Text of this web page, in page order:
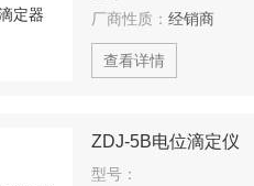
厂商性质： 经销商
查看详情
ZDJ-5B电位滴定仪
型号：